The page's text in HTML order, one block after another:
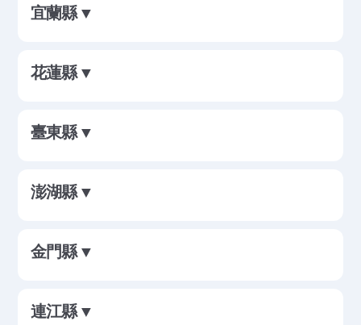
宜蘭縣 ▼
花蓮縣 ▼
臺東縣 ▼
澎湖縣 ▼
金門縣 ▼
連江縣 ▼